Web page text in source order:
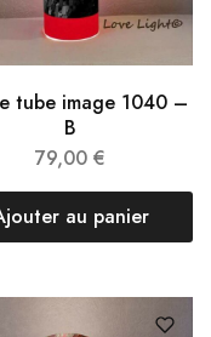
tube image 1040 –
B
79,00€
au panier